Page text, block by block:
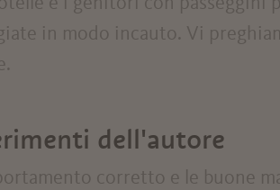
in modo incauto. Vi
dell'autore
corretto e le buone